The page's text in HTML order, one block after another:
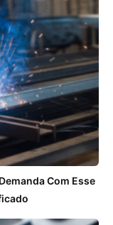
Com Esse